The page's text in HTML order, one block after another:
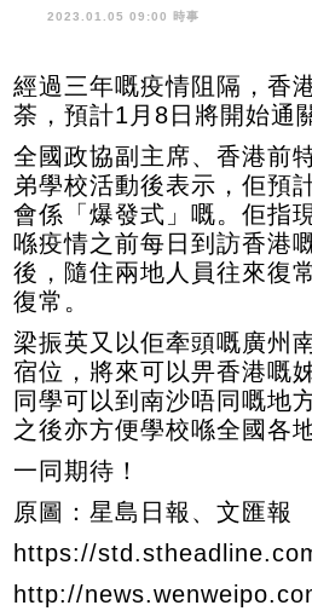
2023.01.05 09:00 時事
經過三年嘅疫情阻隔，香
荼，預計1月8日將開始通
全國政協副主席、香港前
弟學校活動後表示，佢預
會係「爆發式」嘅。佢指
喺疫情之前每日到訪香港
後，隨住兩地人員往來復
復常。
梁振英又以佢牽頭嘅廣州
宿位，將來可以畀香港嘅
同學可以到南沙唔同嘅地
之後亦方便學校喺全國各
一同期待！
原圖：星島日報、文匯報
https://
http://